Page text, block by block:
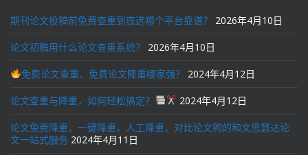
期刊论文投稿前免费查重到底选哪个平台靠谱？ 2026年4月10日
论文初稿用什么论文查重系统？ 2026年4月10日
免费论文查重、免费论文降重哪家强？ 2024年4月12日
论文查重与降重，如何轻松搞定？ 2024年4月12日
论文免费降重，一键降重，人工降重，对比论文狗的和文思慧达论
文一站式服务 2024年4月11日